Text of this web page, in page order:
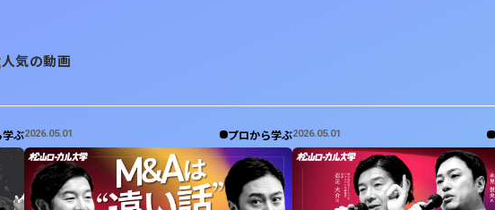
人気の動画
学ぶ2026.05.01 プロから学ぶ2026.05.01